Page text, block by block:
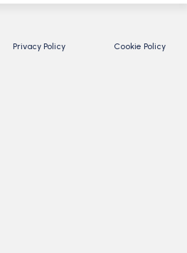
Privacy Policy Cookie Policy